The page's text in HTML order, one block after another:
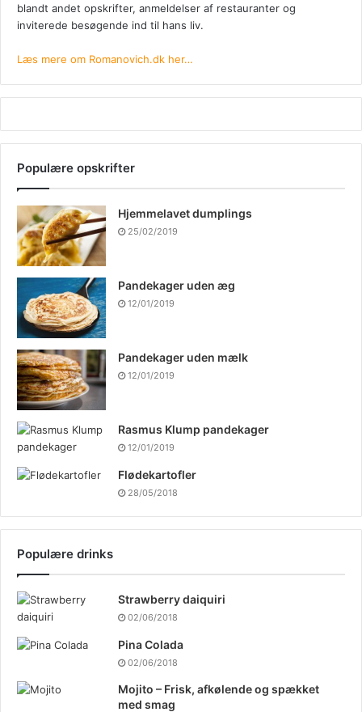
blandt andet opskrifter, anmeldelser af restauranter og
inviterede besøgende ind til hans liv.
Læs mere om Romanovich.dk her…
Populære opskrifter
Hjemmelavet dumplings
25/02/2019
Pandekager uden æg
12/01/2019
Pandekager uden mælk
12/01/2019
Rasmus Klump pandekager
12/01/2019
Flødekartofler
28/05/2018
Populære drinks
Strawberry daiquiri
02/06/2018
Pina Colada
02/06/2018
Mojito – Frisk, afkølende og spækket
med smag